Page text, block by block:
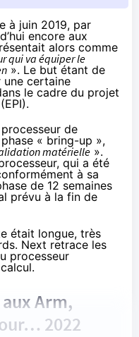
à juin 2019, par
encore aux
alors comme
qui va équiper le
». Le but étant de
une certaine
le cadre du projet
de
phase « bring-up »,
matérielle ».
qui a été
à sa
de 12 semaines
prévu à la fin de
était longue, très
Next retrace les
processeur
Arm,
2022